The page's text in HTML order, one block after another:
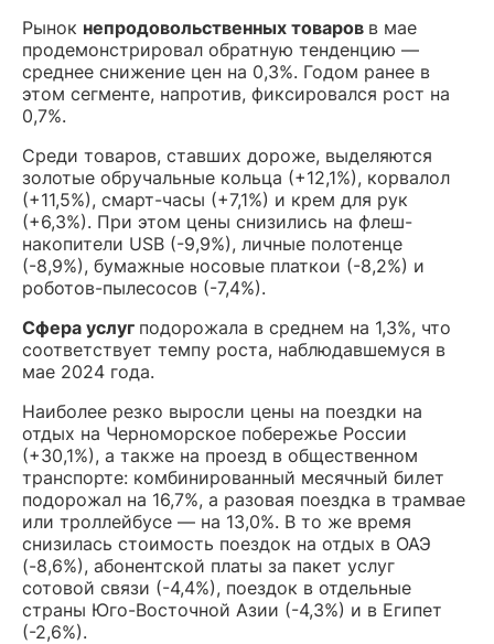
Рынок непродовольственных товаров в мае
продемонстрировал обратную тенденцию —
среднее снижение цен на 0,3%. Годом ранее в
этом сегменте, напротив, фиксировался рост на
0,7%.
Среди товаров, ставших дороже, выделяются
золотые обручальные кольца (+12,1%), корвалол
(+11,5%), смарт-часы (+7,1%) и крем для рук
(+6,3%). При этом цены снизились на флеш-
накопители USB (-9,9%), личные полотенце
(-8,9%), бумажные носовые платкои (-8,2%) и
роботов-пылесосов (-7,4%).
Сфера услуг подорожала в среднем на 1,3%, что
соответствует темпу роста, наблюдавшемуся в
мае 2024 года.
Наиболее резко выросли цены на поездки на
отдых на Черноморское побережье России
(+30,1%), а также на проезд в общественном
транспорте: комбинированный месячный билет
подорожал на 16,7%, а разовая поездка в трамвае
или троллейбусе — на 13,0%. В то же время
снизилась стоимость поездок на отдых в ОАЭ
(-8,6%), абонентской платы за пакет услуг
сотовой связи (-4,4%), поездок в отдельные
страны Юго-Восточной Азии (-4,3%) и в Египет
(-2,6%).